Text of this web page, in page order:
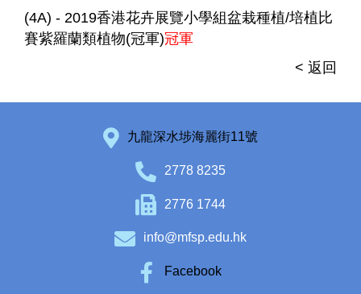
(4A) - 2019香港花卉展覽小學組盆栽種植/培植比
賽紫羅蘭類植物(冠軍)冠軍
< 返回
九龍深水埗海麗街11號
2778 8235
2776 1744
info@mfsp.edu.hk
Facebook